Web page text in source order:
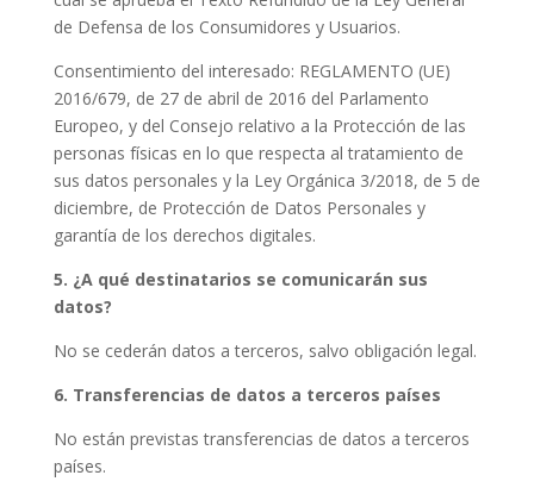
de Defensa de los Consumidores y Usuarios.
Consentimiento del interesado: REGLAMENTO (UE)
2016/679, de 27 de abril de 2016 del Parlamento
Europeo, y del Consejo relativo a la Protección de las
personas físicas en lo que respecta al tratamiento de
sus datos personales y la Ley Orgánica 3/2018, de 5 de
diciembre, de Protección de Datos Personales y
garantía de los derechos digitales.
5. ¿A qué destinatarios se comunicarán sus
datos?
No se cederán datos a terceros, salvo obligación legal.
6. Transferencias de datos a terceros países
No están previstas transferencias de datos a terceros
países.